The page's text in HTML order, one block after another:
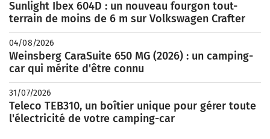
Sunlight Ibex 604D : un nouveau fourgon tout-
terrain de moins de 6 m sur Volkswagen Crafter
04/08/2026
Weinsberg CaraSuite 650 MG (2026) : un camping-
car qui mérite d'être connu
31/07/2026
Teleco TEB310, un boîtier unique pour gérer toute
l'électricité de votre camping-car